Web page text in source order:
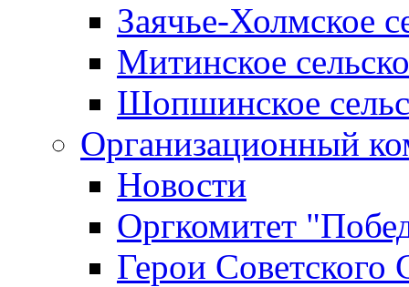
Заячье-Холмское
Митинское
Шопшинское
Организационный
Новости
Оргкомитет
Герои Советского